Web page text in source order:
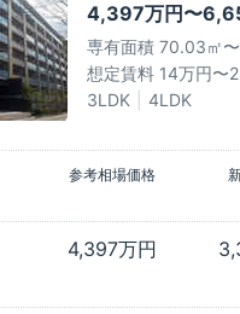
4,397万円〜
専有面積 70.03㎡
想定賃料 14万円〜
3LDK
4LDK
参考相場価格
4,397万円